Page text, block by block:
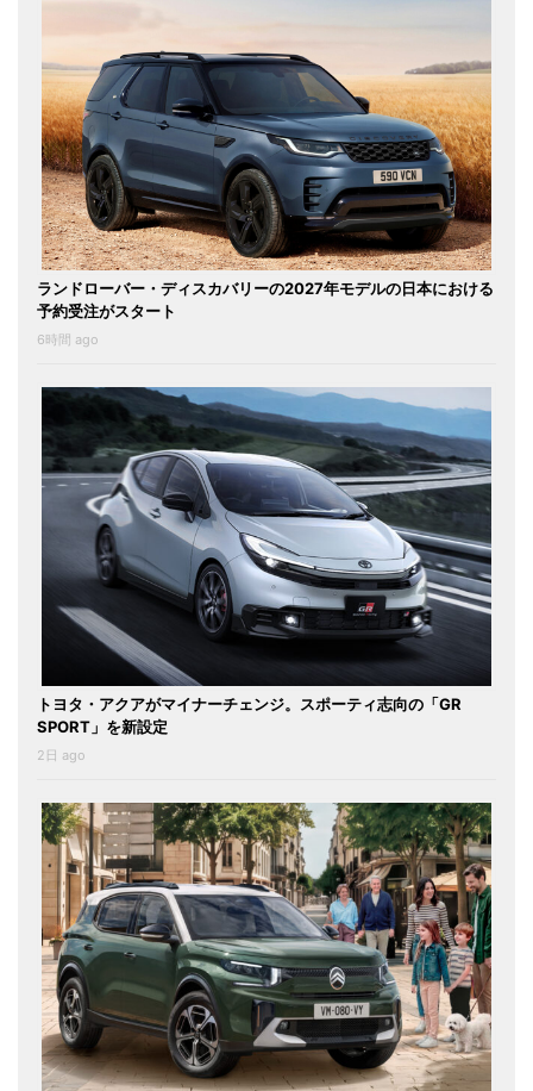
ランドローバー・ディスカバリーの2027年モデルの日本における
予約受注がスタート
6時間 ago
トヨタ・アクアがマイナーチェンジ。スポーティ志向の「GR
SPORT」を新設定
2日 ago